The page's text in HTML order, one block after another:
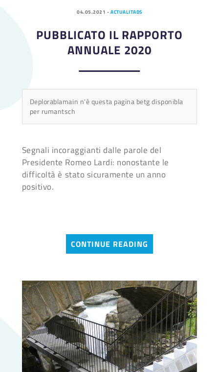
04.05.2021 -ACTUALITADS
PUBBLICATO IL RAPPORTO
ANNUALE 2020
Deplorablamain n'è questa pagina betg disponibla
per rumantsch
Segnali incoraggianti dalle parole del
Presidente Romeo Lardi: nonostante le
difficoltà è stato sicuramente un anno
positivo.
CONTINUE READING